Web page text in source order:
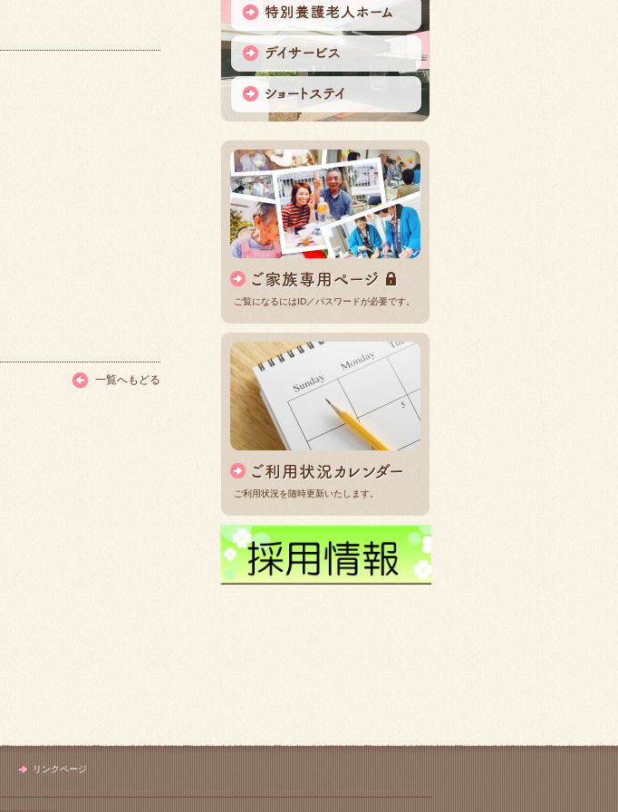
一覧へもどる
ご覧になるにはID／パスワードが必要です。
ご利用状況を随時更新いたします。
リンクページ